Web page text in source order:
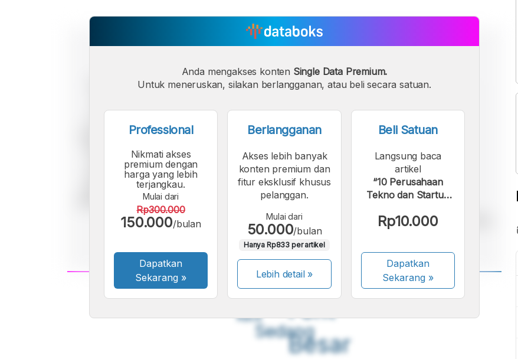
A
Font
Kecil
A
Sedang
A
Besar
Anda mengakses konten Single Data Premium.
Untuk meneruskan, silakan berlangganan, atau beli secara satuan.
Professional
Nikmati akses
premium dengan
harga yang lebih
terjangkau.
Mulai dari
Rp300.000
150.000/bulan
Dapatkan
Sekarang »
Berlangganan
Akses lebih banyak
konten premium dan
fitur eksklusif khusus
pelanggan.
Mulai dari
50.000/bulan
Hanya Rp833 per artikel
Lebih detail »
Beli Satuan
Langsung baca
artikel
“10 Perusahaan
Tekno dan Startup
Terbesar 2024”.
Rp10.000
Dapatkan
Sekarang»